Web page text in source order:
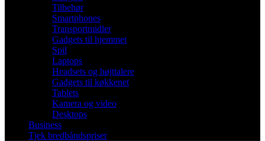
Tilbehør
Smartphones
Transportmidler
Gadgets til hjemmet
Spil
Laptops
Headsets og højttalere
Gadgets til køkkenet
Tablets
Kamera og video
Desktops
Business
Tjek bredbåndspriser